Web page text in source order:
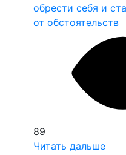
обрести себя и
от обстоятельств
89
Читать дальше